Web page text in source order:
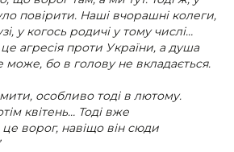
повірити. Наші вчорашні колеги,
у когось родичі у тому числі…
агресія проти України, а душа
бо в голову не вкладається.
особливо тоді в лютому.
квітень… Тоді вже
ворог, навіщо він сюди